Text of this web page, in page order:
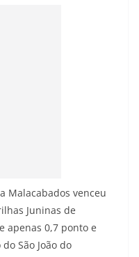
Malacabados venceu
Juninas de
apenas 0,7 ponto e
São João do